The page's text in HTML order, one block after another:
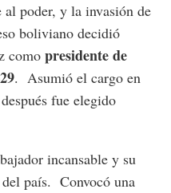
al poder, y la invasión de
boliviano decidió
comopresidente de
. Asumió el cargo en
fue elegido
incansable y su
país. Convocó una